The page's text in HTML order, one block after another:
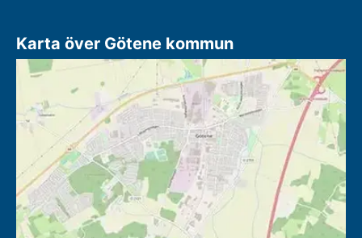
Karta över Götene kommun